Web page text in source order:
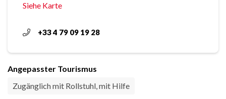
Siehe Karte
+33 4 79 09 19 28
Angepasster Tourismus
Zugänglich mit Rollstuhl, mit Hilfe